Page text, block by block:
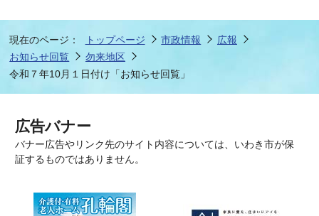
現在のページ： トップページ 市政情報
広報
お知らせ回覧
勿来地区
令和７年10月１日付け「お知らせ回覧」
広告バナー
バナー広告やリンク先のサイト内容については、いわき市が保
証するものではありません。